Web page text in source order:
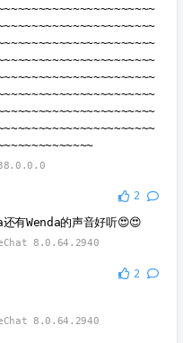
2
有Wenda的声音好听😍😍
8.0.64.2940
2
8.0.64.2940